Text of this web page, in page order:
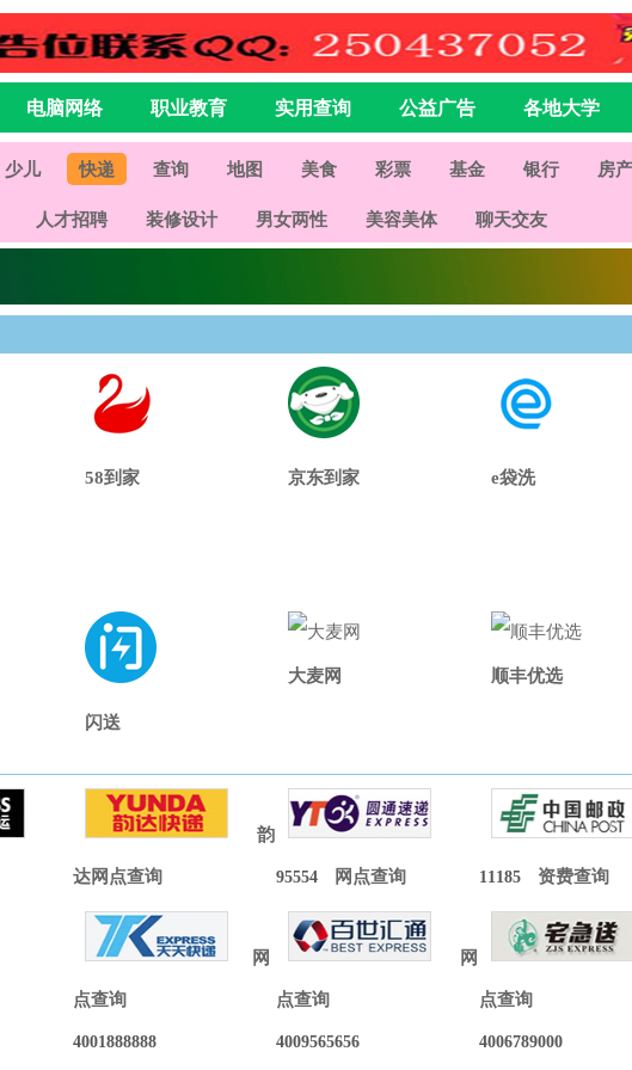
电脑网络 职业教育 实用查询 公益广告 各地大学
少儿 快递 查询 地图 美食 彩票 基金 银行 房产
人才招聘 装修设计 男女两性 美容美体 聊天交友
58到家 京东到家 e袋洗
闪送
大麦网 顺丰优选
韵
达网点查询 95554 网点查询 11185 资费查询
网
点查询
4001888888
网
点查询
4009565656
点查询
4006789000